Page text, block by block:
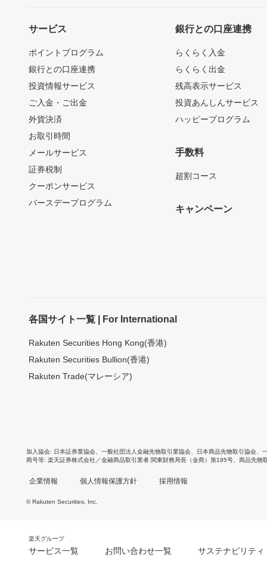
サービス
ポイントプログラム
銀行との口座連携
投資情報サービス
ご入金・ご出金
外貨決済
お取引時間
メールサービス
証券税制
クーポンサービス
バースデープログラム
銀行との口座連携
らくらく入金
らくらく出金
残高表示サービス
投資あんしんサービス
ハッピープログラム
手数料
超割コース
キャンペーン
各国サイト一覧 | For International
Rakuten Securities Hong Kong(香港)
Rakuten Securities Bullion(香港)
Rakuten Trade(マレーシア)
加入協会 日本証券業協会 一般社団法人金融先物取引業協会 日本商品先物取引協会
商号等 楽天証券株式会社／金融商品取引業者 関東財務局長（金商）第195号、商品先物
企業情報 個人情報保護方針 採用情報
© Rakuten Securities, Inc.
楽天グループ
サービス一覧 お問い合わせ一覧 サステナビリティ